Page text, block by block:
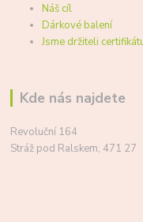
Náš cíl
Dárkové balení
Jsme držiteli
Kde nás najdete
Revoluční 164
Stráž pod Ralskem, 471 27